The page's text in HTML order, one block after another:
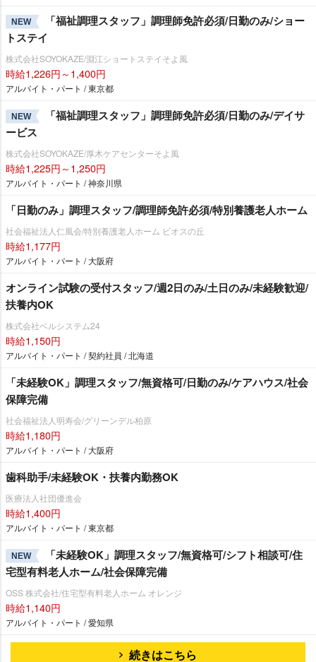
NEW
「福祉調理スタッフ」調理師免許必須/日勤のみ/ショー
トステイ
株式会社SOYOKAZE/淵江ショートステイそよ風
時給1,226円～1,400円
アルバイト・パート / 東京都
NEW
「福祉調理スタッフ」調理師免許必須/日勤のみ/デイサ
ービス
株式会社SOYOKAZE/厚木ケアセンターそよ風
時給1,225円～1,250円
アルバイト・パート / 神奈川県
「日勤のみ」調理スタッフ/調理師免許必須/特別養護老人ホーム
社会福祉法人仁風会/特別養護老人ホーム ビオスの丘
時給1,177円
アルバイト・パート / 大阪府
オンライン試験の受付スタッフ/週2日のみ/土日のみ/未経験歓迎/
扶養内OK
株式会社ベルシステム24
時給1,150円
アルバイト・パート / 契約社員 / 北海道
「未経験OK」調理スタッフ/無資格可/日勤のみ/ケアハウス/社会
保障完備
社会福祉法人明寿会/グリーンデル柏原
時給1,180円
アルバイト・パート / 大阪府
歯科助手/未経験OK・扶養内勤務OK
医療法人社団優進会
時給1,400円
アルバイト・パート / 東京都
NEW
「未経験OK」調理スタッフ/無資格可/シフト相談可/住
宅型有料老人ホーム/社会保障完備
OSS 株式会社/住宅型有料老人ホーム オレンジ
時給1,140円
アルバイト・パート / 愛知県
続きはこちら